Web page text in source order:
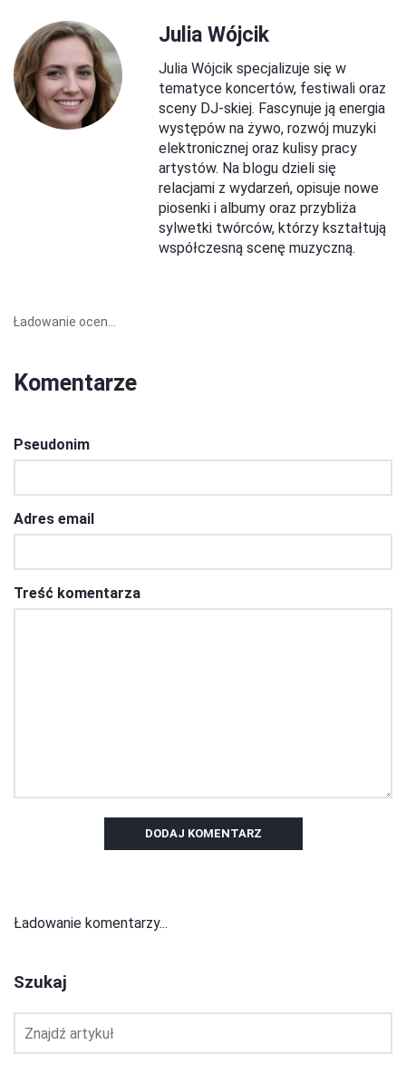
Julia Wójcik
Julia Wójcik specjalizuje się w
tematyce koncertów, festiwali oraz
sceny DJ-skiej. Fascynuje ją energia
występów na żywo, rozwój muzyki
elektronicznej oraz kulisy pracy
artystów. Na blogu dzieli się
relacjami z wydarzeń, opisuje nowe
piosenki i albumy oraz przybliża
sylwetki twórców, którzy kształtują
współczesną scenę muzyczną.
Ładowanie ocen...
Komentarze
Pseudonim
Adres email
Treść komentarza
DODAJ KOMENTARZ
Ładowanie komentarzy...
Szukaj